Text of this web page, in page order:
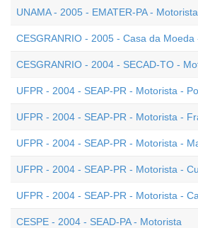
UNAMA - 2005 - EMATER-PA - Motorista
CESGRANRIO - 2005 - Casa da Moeda
CESGRANRIO - 2004 - SECAD-TO -
UFPR - 2004 - SEAP-PR - Motorista -
UFPR - 2004 - SEAP-PR - Motorista -
UFPR - 2004 - SEAP-PR - Motorista -
UFPR - 2004 - SEAP-PR - Motorista -
UFPR - 2004 - SEAP-PR - Motorista -
CESPE - 2004 - SEAD-PA - Motorista